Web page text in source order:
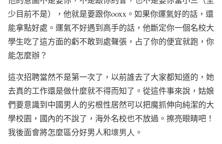
少目前不是），他就是要跟你ooxx 。如果你運氣好的話，還
能拿點好處。運氣不好遇到高手的話，他斷定你一個名校大
學生吃了這方面的虧不敢到處聲張，占了你的便宜就跑，你
能怎麼辦？
這次招聘當然不是第一次了，以前誰去了大家都知道的，她
去真的工作還是做什麼就不得而知了。從這件事來說，姑娘
們要意識到中國男人的劣根性居然可以把魔抓伸向純潔的大
學校園，國內的不說了，海外名校也不放過。擦亮眼睛吧！
我後面會將怎麼區分好男人和壞男人 。